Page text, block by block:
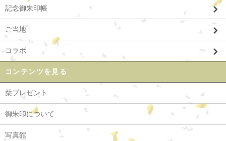
記念御朱印帳
ご当地
コラボ
コンテンツを見る
栞プレゼント
御朱印について
写真館